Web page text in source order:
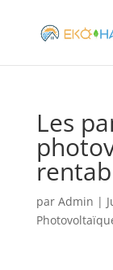
Les
par Admin |